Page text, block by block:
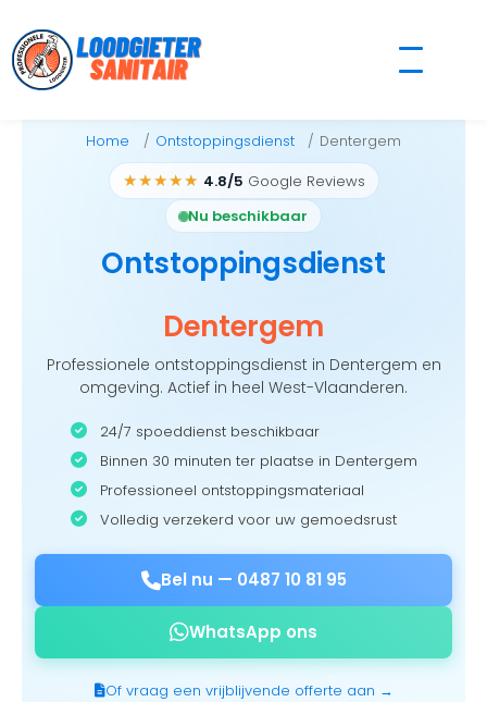
to
content
Home Ontstoppingsdienst Dentergem
★★★★★ 4.8/5 Google Reviews
Nu beschikbaar
Ontstoppingsdienst
Dentergem
Professionele ontstoppingsdienst in Dentergem en
omgeving. Actief in heel West-Vlaanderen.
24/7 spoeddienst beschikbaar
Binnen 30 minuten ter plaatse in Dentergem
Professioneel ontstoppingsmateriaal
Volledig verzekerd voor uw gemoedsrust
Bel nu — 0487 10 81 95
WhatsApp ons
Of vraag een vrijblijvende offerte aan →